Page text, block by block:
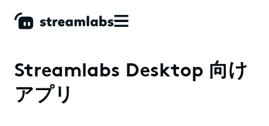
Streamlabs Desktop 向け
アプリ